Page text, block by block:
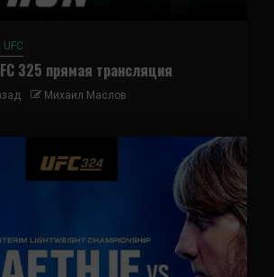
325 прямая трансляция
Михаил Маслов